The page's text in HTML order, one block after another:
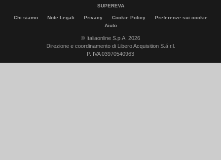
SUPEREVA
Chi siamo Note Legali Privacy Cookie Policy
Preferenze sui cookie
Aiuto
© Italiaonline S.p.A. 2026
Direzione e coordinamento di Libero Acquisition S.á r.l.
P. IVA 03970540963